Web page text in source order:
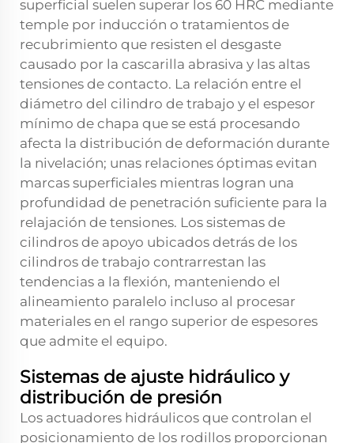
superficial suelen superar los 60 HRC mediante
temple por inducción o tratamientos de
recubrimiento que resisten el desgaste
causado por la cascarilla abrasiva y las altas
tensiones de contacto. La relación entre el
diámetro del cilindro de trabajo y el espesor
mínimo de chapa que se está procesando
afecta la distribución de deformación durante
la nivelación; unas relaciones óptimas evitan
marcas superficiales mientras logran una
profundidad de penetración suficiente para la
relajación de tensiones. Los sistemas de
cilindros de apoyo ubicados detrás de los
cilindros de trabajo contrarrestan las
tendencias a la flexión, manteniendo el
alineamiento paralelo incluso al procesar
materiales en el rango superior de espesores
que admite el equipo.
Sistemas de ajuste hidráulico y
distribución de presión
Los actuadores hidráulicos que controlan el
posicionamiento de los rodillos proporcionan